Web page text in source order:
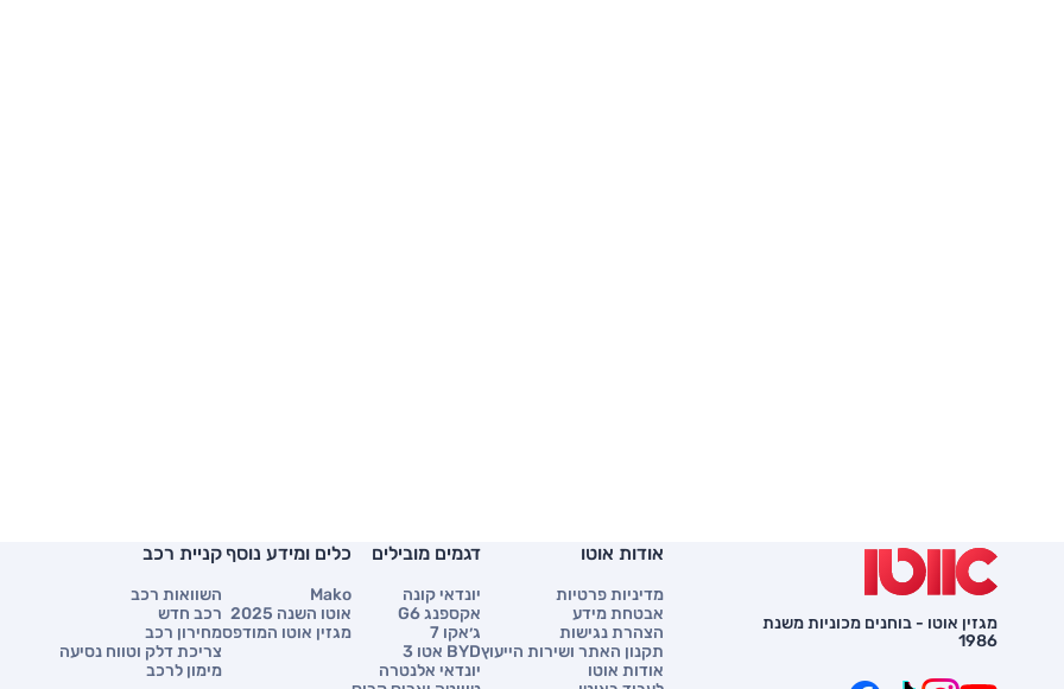
מגזין אוטו - בוחנים מכוניות משנת
1986
אודות אוטו
מדיניות פרטיות
אבטחת מידע
הצהרת נגישות
תקנון האתר ושירות הייעוץ
אודות אוטו
דגמים מובילים
יונדאי קונה
אקספנג G6
ג׳אקו 7
BYD אטו 3
יונדאי אלנטרה
כלים ומידע נוסף
Mako
אוטו השנה 2025
מגזין אוטו המודפס
קניית רכב
השוואות רכב
רכב חדש
מחירון רכב
צריכת דלק וטווח נסיעה
מימון לרכב